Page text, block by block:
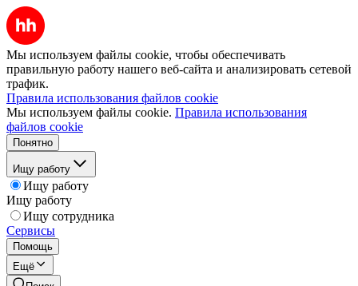
Мы используем файлы cookie, чтобы обеспечивать
правильную работу нашего веб-сайта и анализировать сетевой
трафик.
Правила использования файлов cookie
Мы используем файлы cookie. Правила использования
файлов cookie
Понятно
Ищу работу
Ищу работу
Ищу работу
Ищу сотрудника
Сервисы
Помощь
Ещё